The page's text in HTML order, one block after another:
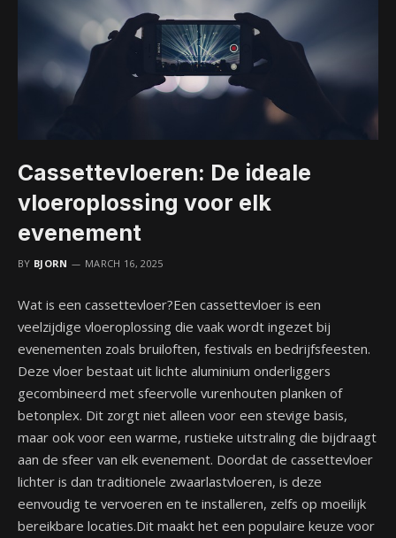
Cassettevloeren: De ideale
vloeroplossing voor elk
evenement
BY BJORN MARCH 16, 2025
Wat is een cassettevloer?Een cassettevloer is een
veelzijdige vloeroplossing die vaak wordt ingezet bij
evenementen zoals bruiloften, festivals en bedrijfsfeesten.
Deze vloer bestaat uit lichte aluminium onderliggers
gecombineerd met sfeervolle vurenhouten planken of
betonplex. Dit zorgt niet alleen voor een stevige basis,
maar ook voor een warme, rustieke uitstraling die bijdraagt
aan de sfeer van elk evenement. Doordat de cassettevloer
lichter is dan traditionele zwaarlastvloeren, is deze
eenvoudig te vervoeren en te installeren, zelfs op moeilijk
bereikbare locaties.Dit maakt het een populaire keuze voor